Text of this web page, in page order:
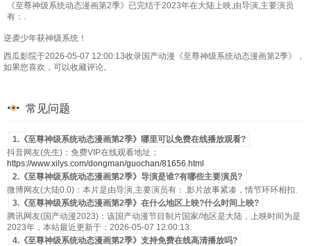
《至尊神级系统动态漫画第2季》已完结于2023年在大陆上映,由导演,主要演员
有：.
逆袭少年获神级系统！
西瓜影院于2026-05-07 12:00:13收录国产动漫《至尊神级系统动态漫画第2季》，
如果您喜欢，可以收藏评论。
常见问题
1.《至尊神级系统动态漫画第2季》哪里可以免费在线播放观看?
抖音网友(先生)：免费VIP在线观看地址：
https://www.xilys.com/dongman/guochan/81656.html
2.《至尊神级系统动态漫画第2季》导演是谁?有哪些主要演员?
微博网友(大陆0.0)：本片是由导演,主要演员有：.影片故事紧凑，情节环环相扣.
3.《至尊神级系统动态漫画第2季》在什么地区上映?什么时间上映?
腾讯网友(国产动漫2023)：该国产动漫节目制片国家/地区是大陆，上映时间为是
2023年，本站最近更新于：2026-05-07 12:00:13.
4.《至尊神级系统动态漫画第2季》支持免费在线高清播放吗?